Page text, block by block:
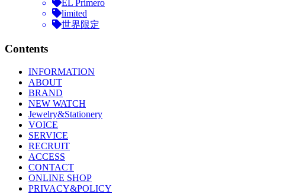
EL Primero
limited
世界限定
Contents
INFORMATION
ABOUT
BRAND
NEW WATCH
Jewelry&Stationery
VOICE
SERVICE
RECRUIT
ACCESS
CONTACT
ONLINE SHOP
PRIVACY&POLICY